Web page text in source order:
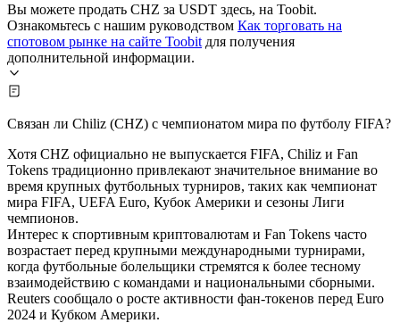
Вы можете продать CHZ за USDT здесь, на Toobit.
Ознакомьтесь с нашим руководством Как торговать на
спотовом рынке на сайте Toobit для получения
дополнительной информации.
Связан ли Chiliz (CHZ) с чемпионатом мира по футболу FIFA?
Хотя CHZ официально не выпускается FIFA, Chiliz и Fan
Tokens традиционно привлекают значительное внимание во
время крупных футбольных турниров, таких как чемпионат
мира FIFA, UEFA Euro, Кубок Америки и сезоны Лиги
чемпионов.
Интерес к спортивным криптовалютам и Fan Tokens часто
возрастает перед крупными международными турнирами,
когда футбольные болельщики стремятся к более тесному
взаимодействию с командами и национальными сборными.
Reuters сообщало о росте активности фан-токенов перед Euro
2024 и Кубком Америки.